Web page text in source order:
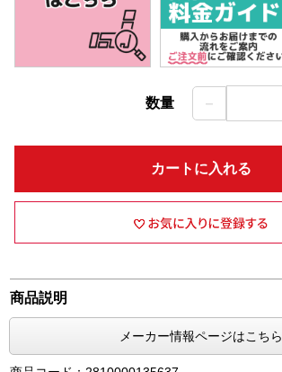
数量 －
カートに入れる
商品説明
メーカー情報ページはこちら